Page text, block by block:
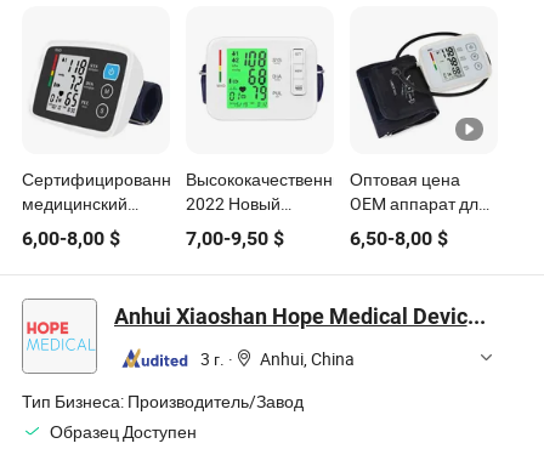
Сертифицированный
медицинский
продукт цена
цифрового
сфигмоманометра
для измерения
артериального
давления на руку
OEM
6,00-8,00 $
Высококачественный
2022 Новый
медицинский
высокопроизводительный
цифровой
верхней части
руки
7,00-9,50$
Оптовая цена
OEM аппарат для
измерения
артериального
давления
оборудование
сфигмоманометр
6,50-8,00$
Anhui Xiaoshan Hope Medical Devices Co., Ltd.
3 г. ·
Anhui, China
Тип Бизнеса: Производитель/Завод
Образец Доступен